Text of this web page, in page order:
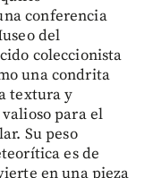
conferencia
del
coleccionista
una condrita
textura y
para el
Su peso
es de
en una pieza